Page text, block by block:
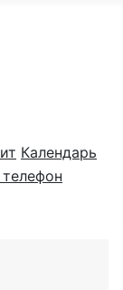
Календарь